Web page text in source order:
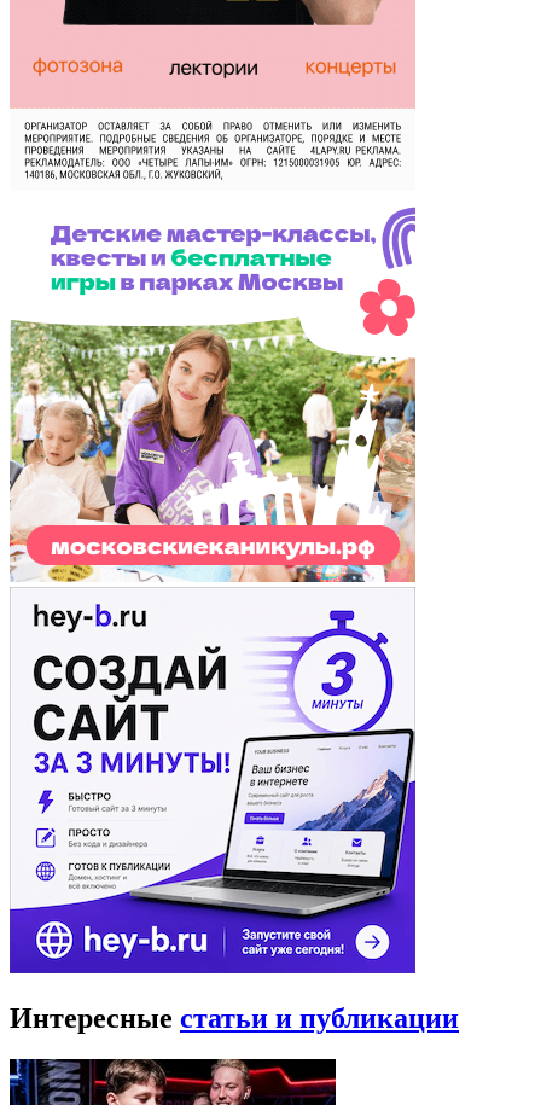
Интересные статьи и публикации